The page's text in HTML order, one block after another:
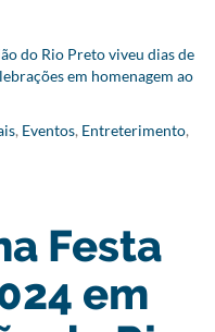
do Rio Preto viveu dias de
em homenagem ao
, Eventos, Entreterimento,
Festa
em